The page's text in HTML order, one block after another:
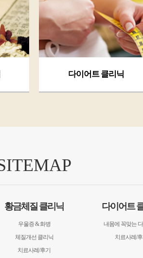
다이어트 클리닉
황금체질 클리닉
우울증 & 화병
체질개선 클리닉
치료사례/후기
다이어트
내몸에 꼭맞는
치료사례/